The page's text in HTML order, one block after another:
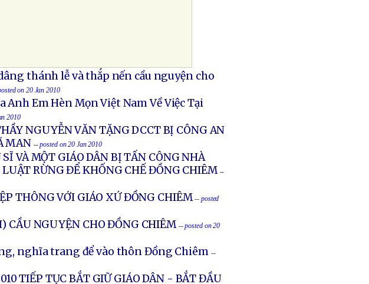
thánh lễ và thắp nến cầu nguyện cho
on 20 Jan 2010
Anh Em Hèn Mọn Việt Nam Về Việc Tại
2010
NGUYỄN VĂN TẶNG DCCT BỊ CÔNG AN
MAN -- posted on 20 Jan 2010
VÀ MỘT GIÁO DÂN BỊ TẤN CÔNG NHÀ
RỪNG ĐỂ KHỐNG CHẾ ĐỒNG CHIÊM --
THÔNG VỚI GIÁO XỨ ĐỒNG CHIÊM -- posted
CẦU NGUYỆN CHO ĐỒNG CHIÊM -- posted on 20
nghĩa trang để vào thôn Đồng Chiêm --
TIẾP TỤC BẮT GIỮ GIÁO DÂN - BẮT ĐẦU